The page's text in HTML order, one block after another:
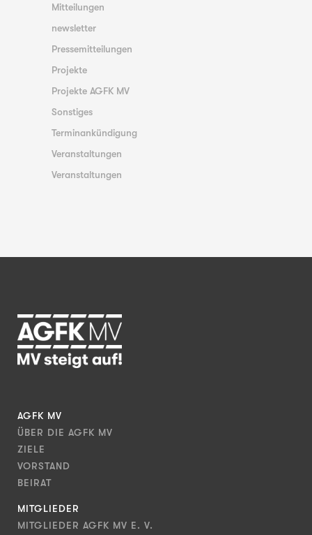
Mitteilungen
newsletter
Pressemitteilungen
Projekte
Projekte AGFK MV
Sonstiges
Terminankündigung
Veranstaltungen
Veranstaltungen
AGFK MV
ÜBER DIE AGFK MV
ZIELE
VORSTAND
BEIRAT
MITGLIEDER
MITGLIEDER AGFK MV E. V.